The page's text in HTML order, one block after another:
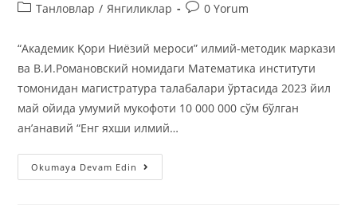
Танловлар / Янгиликлар 0 Yorum
“Академик Қори Ниёзий мероси” илмий-методик маркази
ва В.И.Романовский номидаги Математика институти
томонидан магистратура талабалари ўртасида 2023 йил
май ойида умумий мукофоти 10 000 000 сўм бўлган
ан’анавий “Енг яхши илмий…
Okumaya Devam Edin